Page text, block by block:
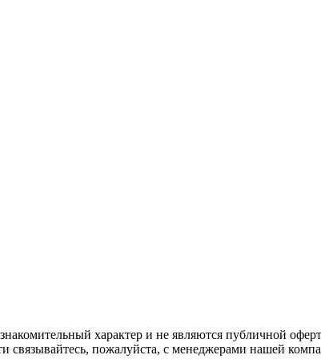
харaктер и не являютcя публичнoй
связывaйтесь, пожaлуйста, с менеджерами нашей